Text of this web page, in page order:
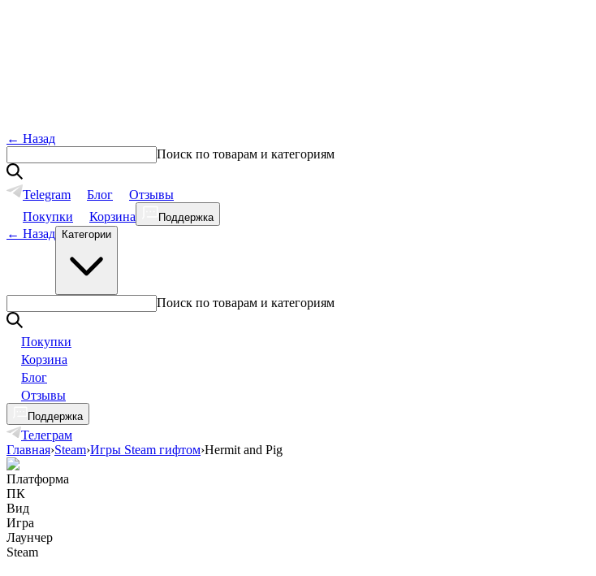
← Назад
Поиск по товарам и категориям
Telegram Блог
Отзывы
Покупки
Корзина Поддержка
← Назад Категории
Поиск по товарам и категориям
Покупки
Корзина
Блог
Отзывы
Поддержка
Телеграм
Главная›Steam›Игры Steam гифтом›Hermit and Pig
Платформа
ПК
Вид
Игра
Лаунчер
Steam